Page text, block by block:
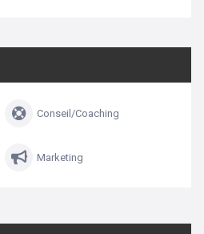
Conseil/Coaching
Marketing